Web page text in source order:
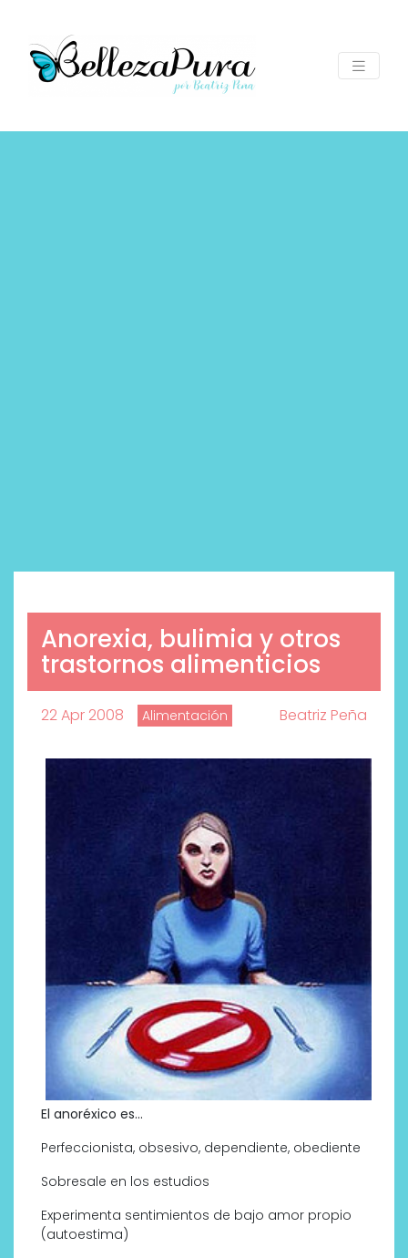
Anorexia, bulimia y otros
trastornos alimenticios
22 Apr 2008 Alimentación Beatriz Peña
El anoréxico es…
Perfeccionista, obsesivo, dependiente, obediente
Sobresale en los estudios
Experimenta sentimientos de bajo amor propio
(autoestima)